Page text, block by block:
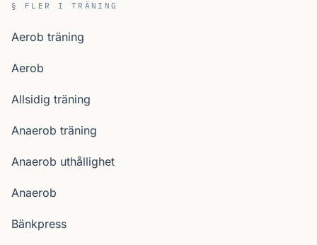
§ FLER I TRÄNING
Aerob träning
Aerob
Allsidig träning
Anaerob träning
Anaerob uthållighet
Anaerob
Bänkpress